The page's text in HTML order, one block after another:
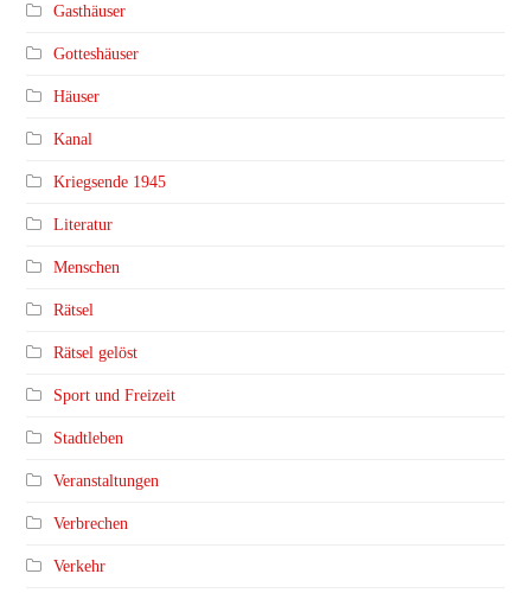
Gasthäuser
Gotteshäuser
Häuser
Kanal
Kriegsende 1945
Literatur
Menschen
Rätsel
Rätsel gelöst
Sport und Freizeit
Stadtleben
Veranstaltungen
Verbrechen
Verkehr